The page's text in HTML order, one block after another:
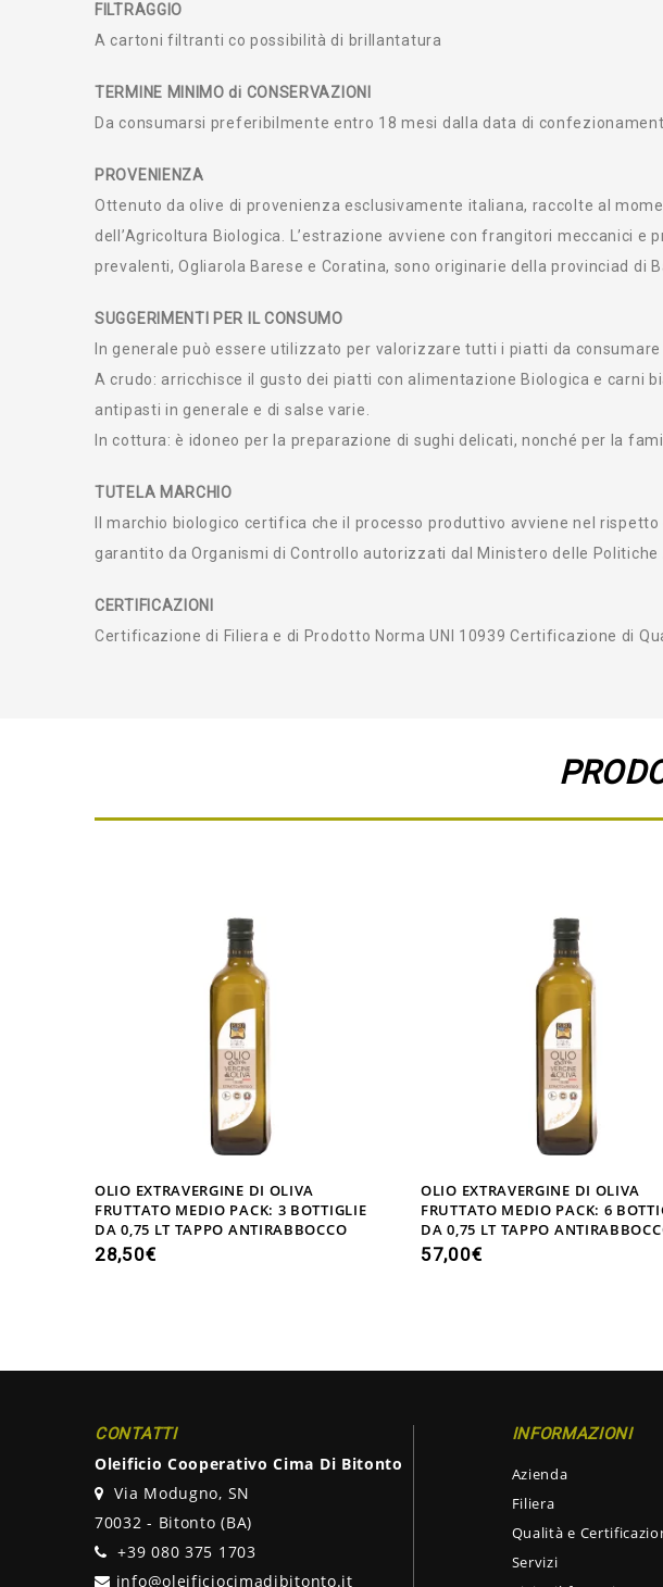
FILTRAGGIO
A cartoni filtranti co possibilità di brillantatura
TERMINE MINIMO di CONSERVAZIONI
Da consumarsi preferibilmente entro 18 mesi dalla data di
PROVENIENZA
Ottenuto da olive di provenienza esclusivamente italiana, raccolte al
dell’Agricoltura Biologica. L’estrazione avviene con frangitori meccanici
prevalenti, Ogliarola Barese e Coratina, sono originarie della provinciad
SUGGERIMENTI PER IL CONSUMO
In generale può essere utilizzato per valorizzare tutti i piatti da
A crudo: arricchisce il gusto dei piatti con alimentazione Biologica e carni
antipasti in generale e di salse varie.
In cottura: è idoneo per la preparazione di sughi delicati, nonché per la
TUTELA MARCHIO
Il marchio biologico certifica che il processo produttivo avviene nel
garantito da Organismi di Controllo autorizzati dal Ministero delle Politiche
CERTIFICAZIONI
Certificazione di Filiera e di Prodotto Norma UNI 10939 Certificazione di
OLIO EXTRAVERGINE DI OLIVA
FRUTTATO MEDIO PACK: 3 BOTTIGLIE
DA 0,75 LT TAPPO ANTIRABBOCCO
28,50€
OLIO EXTRAVERGINE DI OLIVA
FRUTTATO MEDIO PACK: 6
DA 0,75 LT TAPPO
57,00€
CONTATTI
Oleificio Cooperativo Cima Di Bitonto
Via Modugno, SN
70032 - Bitonto (BA)
+39 080 375 1703
info@oleificiocimadibitonto.it
INFORMAZIONI
Azienda
Filiera
Qualità e
Servizi